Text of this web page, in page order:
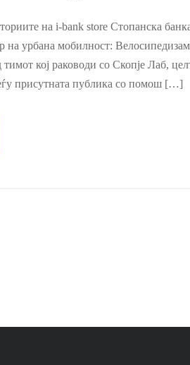
на i-bank store Стопанска
на урбана мобилност:
кој раководи со Скопје Лаб,
присутната публика со помош […]